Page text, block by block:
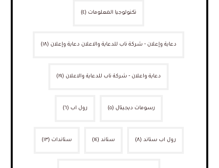
تكنولوجيا المعلومات (٤)
دعاية وإعلان - شركة ناب للدعاية والاعلان دعاية وإعلان (١٨)
دعاية واعلان - شركة ناب للدعاية والاعلان (١٩)
رسومات ديجيتال (٥) رول اب (٦)
رول اب ستاند (٨) ستاند (١٤) ستاندات (١٣)